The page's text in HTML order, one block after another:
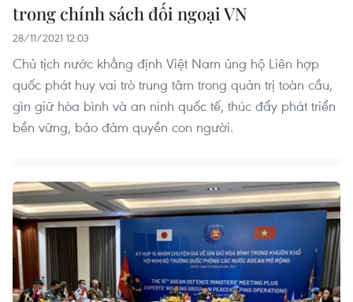
trong chính sách đối ngoại VN
28/11/2021 12:03
Chủ tịch nước khẳng định Việt Nam ủng hộ Liên hợp
quốc phát huy vai trò trung tâm trong quản trị toàn cầu,
gìn giữ hòa bình và an ninh quốc tế, thúc đẩy phát triển
bền vững, bảo đảm quyền con người.